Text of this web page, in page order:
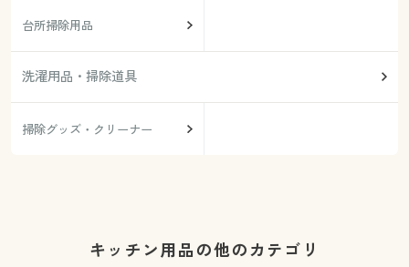
台所掃除用品
洗濯用品・掃除道具
掃除グッズ・クリーナー
キッチン用品の他のカテゴリ